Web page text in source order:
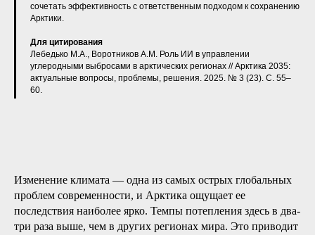
сочетать эффективность с ответственным подходом к сохранению
Арктики.
Для цитирования
Лебедько М.А., Воротников А.М. Роль ИИ в управлении
углеродными выбросами в арктических регионах // Арктика 2035:
актуальные вопросы, проблемы, решения. 2025. № 3 (23). С. 55–
60.
Изменение климата — одна из самых острых глобальных
проблем современности, и Арктика ощущает ее
последствия наиболее ярко. Темпы потепления здесь в два-
три раза выше, чем в других регионах мира. Это приводит